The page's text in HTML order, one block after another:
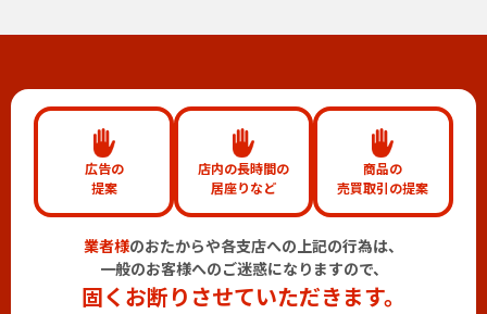
広告の
提案
店内の長時間の
居座りなど
商品の
売買取引の提案
業者様のおたからや各支店への上記の行為は、
一般のお客様へのご迷惑になりますので、
固くお断りさせていただきます。